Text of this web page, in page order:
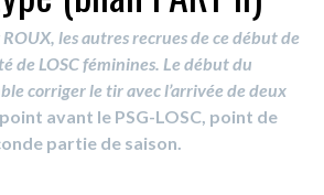
les autres recrues de ce début de
de LOSC féminines. Le début du
corriger le tir avec l’arrivée de deux
avant le PSG-LOSC, point de
partie de saison.